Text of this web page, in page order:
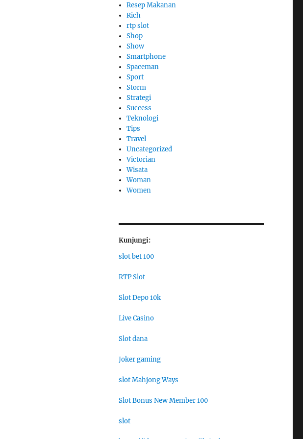
Resep Makanan
Rich
rtp slot
Shop
Show
Smartphone
Spaceman
Sport
Storm
Strategi
Success
Teknologi
Tips
Travel
Uncategorized
Victorian
Wisata
Woman
Women
Kunjungi:
slot bet 100
RTP Slot
Slot Depo 10k
Live Casino
Slot dana
Joker gaming
slot Mahjong Ways
Slot Bonus New Member 100
slot